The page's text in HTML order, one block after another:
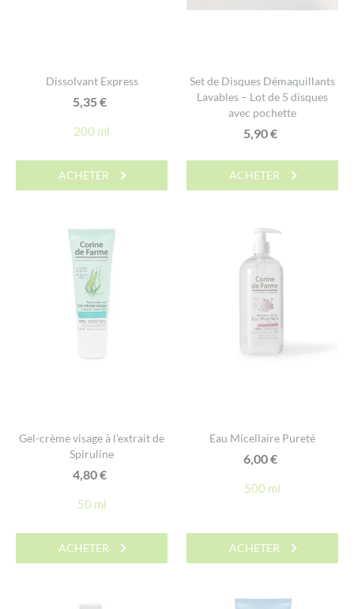
Dissolvant Express
5,35€
200 ml
ACHETER
Set de Disques Démaquillants
Lavables – Lot de 5 disques
avec pochette
5,90€
ACHETER
Gel-crème visage à l’extrait de
Spiruline
4,80€
50 ml
ACHETER
Eau Micellaire Pureté
6,00€
500 ml
ACHETER